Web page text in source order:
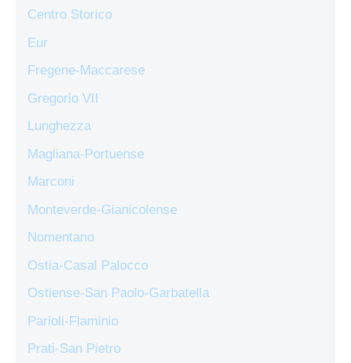
Centro Storico
Eur
Fregene-Maccarese
Gregorio VII
Lunghezza
Magliana-Portuense
Marconi
Monteverde-Gianicolense
Nomentano
Ostia-Casal Palocco
Ostiense-San Paolo-Garbatella
Parioli-Flaminio
Prati-San Pietro